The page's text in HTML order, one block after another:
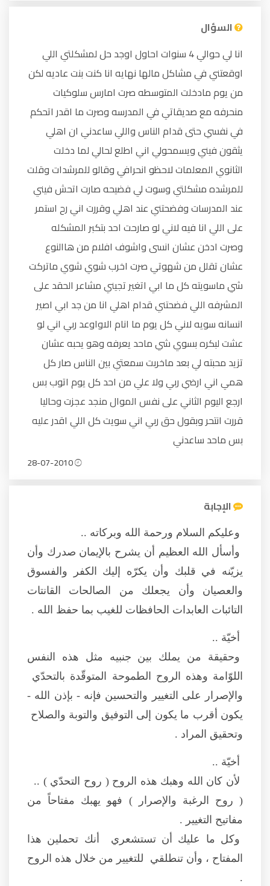
السؤال
انا لي حوالي 4 سنوات احاول اوجد حل لمشكلتي اللي
اوقعتني في مشاكل مالها نهايه انا كنت بنت عاديه لكن
من يوم مادخلت المتوسطه صرت امارس سلوكيات
منحرفه مع صديقاتي في المدرسه وصرت ما اقدر اتحكم
في نفسي حتى قدام الناس واللي ساعدني ان اهلي
يثقون فيني ويسمحولي اني اطلع لحالي لما دخلت
الثانوي المعلمات لاحظو انحرافي وقالو للمرشدات وقلت
للمرشده مشكلتي وسوت لي فضيحه صارت اتحش فيني
عند المدرسات وفضحتني عند اهلي وقررت اني رح استمر
على اللي انا فيه لاني لو صارحت احد بتكبر المشكله
وصرت ادخن عشان انسى واشوف افلام من هاالنوع
عشان تقلل من شهوتي صرت اخرب شوي شوي ماتركت
شي ماسويته كل ما ابي اتغير تجيني مشاعر الحقد على
المشرفه اللي فضحتني قدام اهلي انا من جد ابي اصير
انسانه سويه لاني كل يوم ما انام الاواوعد ربي اني لو
عشت لبكره بسوي شي ماحد يعرفه وهو يحبه عشان
تزيد محبته لي بعد ماخربت سمعتي بين الناس صار كل
همي اني ارضي ربي ولا علي من احد كل يوم اتوب بس
ارجع اليوم الثاني على نفس الموال منجد عجزت وحاليا
قررت انتحر وبقول حق ربي اني سويت كل اللي اقدر عليه
بس ماحد ساعدني
الإجابة
وعليكم السلام ورحمة الله وبركاته ..
وأسأل الله العظيم أن يشرح بالإيمان صدرك وأن
يزيّنه في قلبك وأن يكرّه إليك الكفر والفسوق
والعصيان وأن يجعلك من الصالحات القانتات
التائبات العابدات الحافظات للغيب بما حفظ الله .
أخيّة ..
وحقيقة من يملك بين جنبيه مثل هذه النفس
اللوّامة وهذه الروح الطموحة المتوقّدة بالتحدّي
والإصرار على التغيير والتحسين فإنه - بإذن الله -
يكون أقرب ما يكون إلى التوفيق والتوبة والصلاح
وتحقيق المراد .
أخيّة ..
لأن كان الله وهبك هذه الروح ( روح التحدّي ) ..
( روح الرغبة والإصرار ) فهو يهبك مفتاحاً من
مفاتيح التغيير .
وكل ما عليك أن تستشعري أنك تحملين هذا
المفتاح ، وأن تنطلقي للتغيير من خلال هذه الروح
.